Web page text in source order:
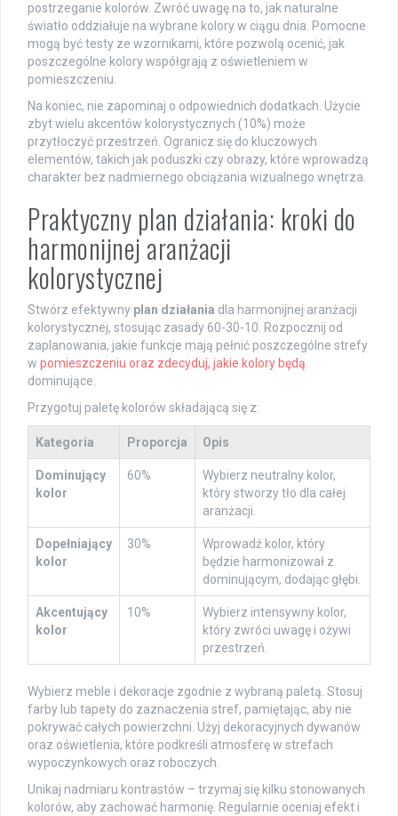
postrzeganie kolorów. Zwróć uwagę na to, jak naturalne
światło oddziałuje na wybrane kolory w ciągu dnia. Pomocne
mogą być testy ze wzornikami, które pozwolą ocenić, jak
poszczególne kolory współgrają z oświetleniem w
pomieszczeniu.
Na koniec, nie zapominaj o odpowiednich dodatkach. Użycie
zbyt wielu akcentów kolorystycznych (10%) może
przytłoczyć przestrzeń. Ogranicz się do kluczowych
elementów, takich jak poduszki czy obrazy, które wprowadzą
charakter bez nadmiernego obciążania wizualnego wnętrza.
Praktyczny plan działania: kroki do
harmonijnej aranżacji
kolorystycznej
Stwórz efektywny plan działania dla harmonijnej aranżacji
kolorystycznej, stosując zasady 60-30-10. Rozpocznij od
zaplanowania, jakie funkcje mają pełnić poszczególne strefy
w pomieszczeniu oraz zdecyduj, jakie kolory będą
dominujące.
Przygotuj paletę kolorów składającą się z:
Kategoria Proporcja Opis
Dominujący
kolor
60%
Wybierz neutralny kolor,
który stworzy tło dla całej
aranżacji.
Dopełniający
kolor
30%
Wprowadź kolor, który
będzie harmonizował z
dominującym, dodając głębi.
Akcentujący
kolor
10%
Wybierz intensywny kolor,
który zwróci uwagę i ożywi
przestrzeń.
Wybierz meble i dekoracje zgodnie z wybraną paletą. Stosuj
farby lub tapety do zaznaczenia stref, pamiętając, aby nie
pokrywać całych powierzchni. Użyj dekoracyjnych dywanów
oraz oświetlenia, które podkreśli atmosferę w strefach
wypoczynkowych oraz roboczych.
Unikaj nadmiaru kontrastów – trzymaj się kilku stonowanych
kolorów, aby zachować harmonię. Regularnie oceniaj efekt i